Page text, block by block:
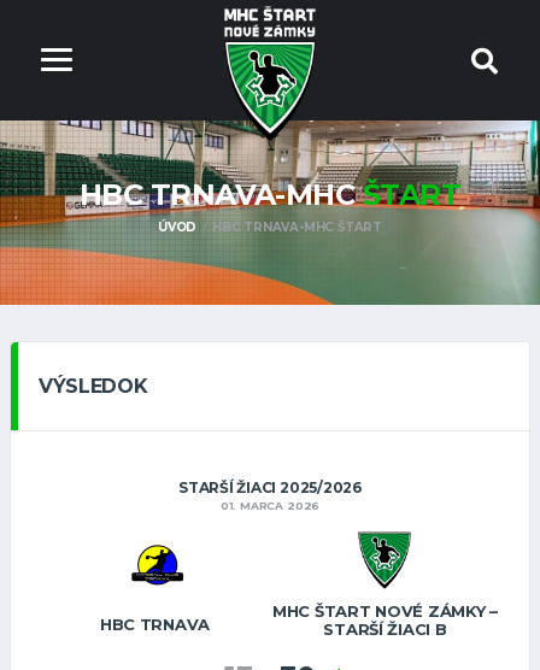
HBC TRNAVA-MHCŠTART
ÚVOD HBC TRNAVA-MHC ŠTART
VÝSLEDOK
STARŠÍ ŽIACI 2025/2026
01. MARCA 2026
HBC TRNAVA
MHC ŠTART NOVÉ ZÁMKY –
STARŠÍ ŽIACI B